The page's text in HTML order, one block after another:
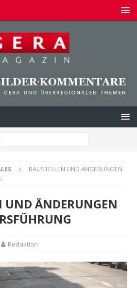
BAUSTELLEN UND ÄNDERUNGEN
UND ÄNDERUNGEN
Redaktion